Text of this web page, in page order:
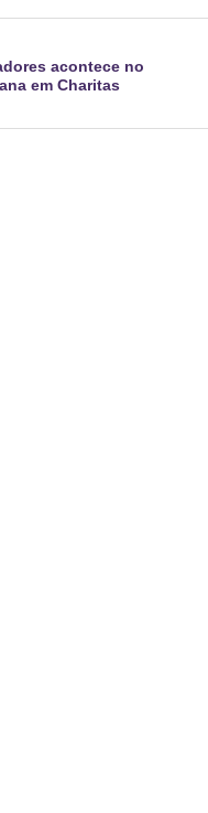
acontece no
em Charitas